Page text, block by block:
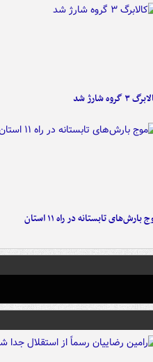
۳ گروه شارژ شد
بارش‌های تابستانه در راه ۱۱ استان